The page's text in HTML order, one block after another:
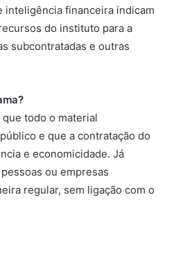
inteligência financeira indicam
do instituto para a
subcontratadas e outras
todo o material
e que a contratação do
e economicidade. Já
ou empresas
regular, sem ligação com o